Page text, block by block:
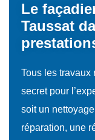
Le
Taussat
Tous les travaux
secret pour
soit un
réparation, une